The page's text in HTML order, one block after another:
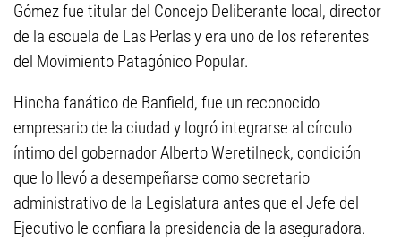
Gómez fue titular del Concejo Deliberante local, director
de la escuela de Las Perlas y era uno de los referentes
del Movimiento Patagónico Popular.
Hincha fanático de Banfield, fue un reconocido
empresario de la ciudad y logró integrarse al círculo
íntimo del gobernador Alberto Weretilneck, condición
que lo llevó a desempeñarse como secretario
administrativo de la Legislatura antes que el Jefe del
Ejecutivo le confiara la presidencia de la aseguradora.